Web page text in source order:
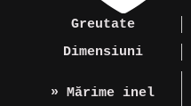
Greutate
Dimensiuni
» Mărime inel